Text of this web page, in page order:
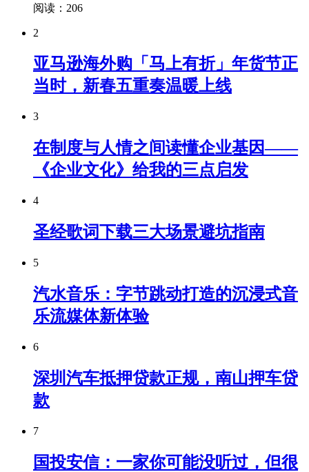
阅读：206
2
亚马逊海外购「马上有折」年货节正
当时，新春五重奏温暖上线
3
在制度与人情之间读懂企业基因——
《企业文化》给我的三点启发
4
圣经歌词下载三大场景避坑指南
5
汽水音乐：字节跳动打造的沉浸式音
乐流媒体新体验
6
深圳汽车抵押贷款正规，南山押车贷
款
7
国投安信：一家你可能没听过，但很